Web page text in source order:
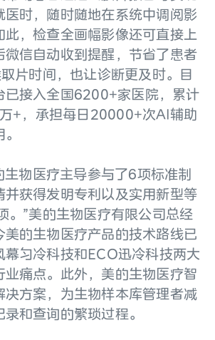
医时，随时随地在系统中调阅影
此，检查全画幅影像还可直接上
微信自动收到提醒，节省了患者
片时间，也让诊断更及时。目
已接入全国6200+家医院，累计
+，承担每日20000+次AI辅助
物医疗主导参与了6项标准制
并获得发明专利以及实用新型等
。”美的生物医疗有限公司总经
美的生物医疗产品的技术路线已
幕匀冷科技和ECO迅冷科技两大
业痛点。此外，美的生物医疗智
决方案，为生物样本库管理者减
和查询的繁琐过程。